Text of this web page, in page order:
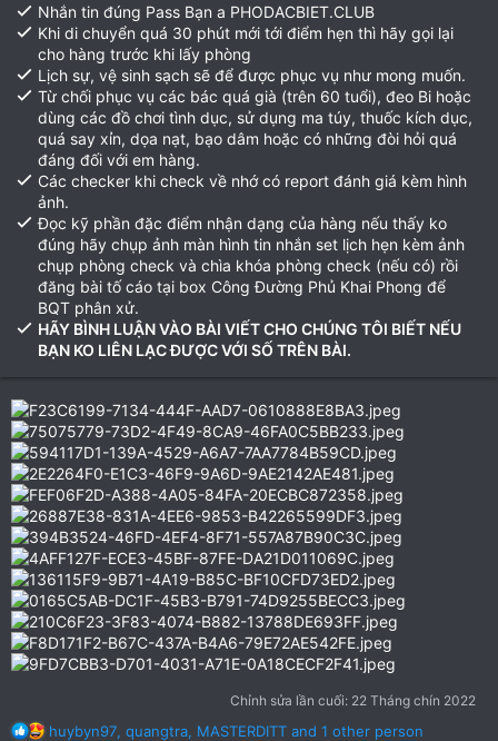
Nhắn tin đúng Pass Bạn a PHODACBIET.CLUB
Khi di chuyển quá 30 phút mới tới điểm hẹn thì hãy gọi lại
cho hàng trước khi lấy phòng
Lịch sự, vệ sinh sạch sẽ để được phục vụ như mong muốn.
Từ chối phục vụ các bác quá già (trên 60 tuổi), đeo Bi hoặc
dùng các đồ chơi tình dục, sử dụng ma túy, thuốc kích dục,
quá say xỉn, dọa nạt, bạo dâm hoặc có những đòi hỏi quá
đáng đối với em hàng.
Các checker khi check về nhớ có report đánh giá kèm hình
ảnh.
Đọc kỹ phần đặc điểm nhận dạng của hàng nếu thấy ko
đúng hãy chụp ảnh màn hình tin nhắn set lịch hẹn kèm ảnh
chụp phòng check và chìa khóa phòng check (nếu có) rồi
đăng bài tố cáo tại box Công Đường Phủ Khai Phong để
BQT phân xử.
HÃY BÌNH LUẬN VÀO BÀI VIẾT CHO CHÚNG TÔI BIẾT NẾU
BẠN KO LIÊN LẠC ĐƯỢC VỚI SỐ TRÊN BÀI.
Chỉnh sửa lần cuối: 22 Tháng chín 2022
R
huybyn97, quangtra, MASTERDITT and 1 other person